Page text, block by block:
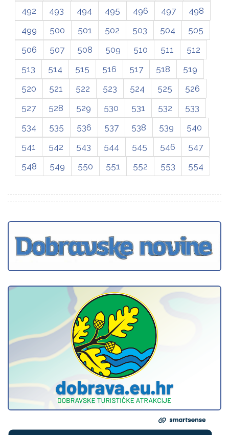
492 493 494 495 496 497
498
499
500 501 502 503 504
505
506
507 508 509 510 511
512
513
514 515 516 517 518
519
520
521 522 523 524 525
526
527
528 529 530 531 532
533
534
535 536 537 538 539
540
541
542 543 544 545 546
547
548
549 550 551 552 553 554